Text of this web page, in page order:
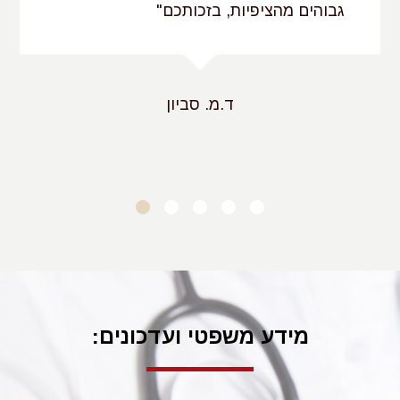
שכרו של האפוטרופוס והחזר הוצאות שהוציא לצורך
מילוי תפקידו הוציא האפוטרופוס הוצאות סבירות, קיימת בידו
בתום לב ומתוך דאגה לטובת החסוי.
המגמה העולה מהפסיקה הינה, כי האפוטרופוס זכאי לשכר בגין
ביצוע פעולות החורגות ממסגרתו של טיפול רגיל אשר ניתן על
גבוהים מהציפיות, בזכותכם"
ד.מ. סביון
מידע משפטי ועדכונים: